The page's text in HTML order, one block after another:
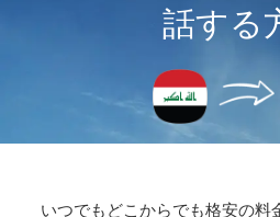
話する
いつでもどこからでも格安の料